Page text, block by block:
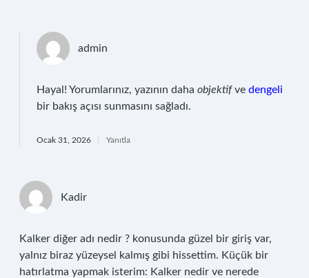
admin
Hayal! Yorumlarınız, yazının daha objektifve dengeli
bir bakış açısı sunmasını sağladı.
Ocak 31, 2026 Yanıtla
Kadir
Kalker diğer adı nedir ? konusunda güzel bir giriş var,
yalnız biraz yüzeysel kalmış gibi hissettim. Küçük bir
hatırlatma yapmak isterim: Kalker nedir ve nerede